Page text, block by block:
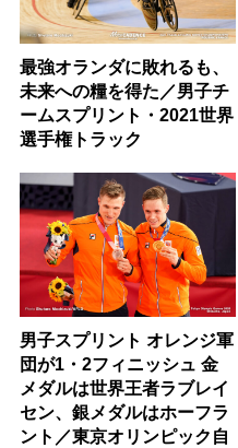
最強オランダに敗れるも、
未来への糧を得た／男子チ
ームスプリント・2021世界
選手権トラック
男子スプリント オレンジ軍
団が1・2フィニッシュ 金
メダルは世界王者ラブレイ
セン、銀メダルはホーフラ
ント／東京オリンピック自